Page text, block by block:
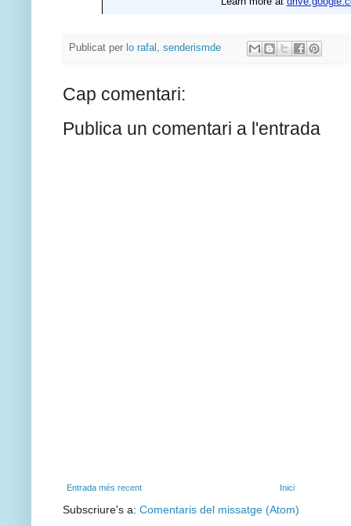
Publicat per lo rafal, senderismde
Cap comentari:
Publica un comentari a l'entrada
Entrada més recent Inici
Subscriure's a: Comentaris del missatge (Atom)